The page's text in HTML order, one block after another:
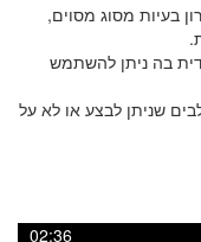
בעיות מסוג מסוים,
בה ניתן להשתמש
שניתן לבצע או לא על
02:36